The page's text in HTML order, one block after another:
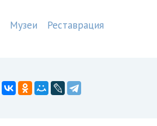
Музеи Реставрация